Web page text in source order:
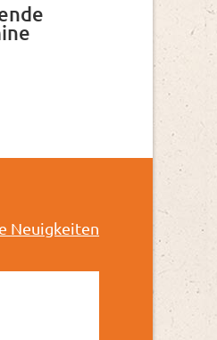
Neuigkeiten